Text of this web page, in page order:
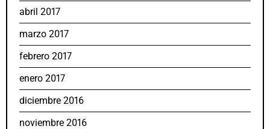
abril 2017
marzo 2017
febrero 2017
enero 2017
diciembre 2016
noviembre 2016